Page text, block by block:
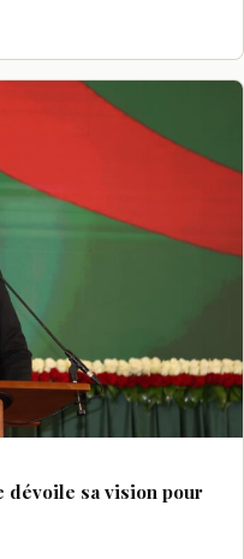
dévoile sa vision pour